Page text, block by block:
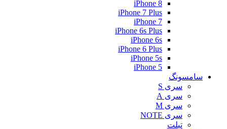
iPhone 8
iPhone 7 Plus
iPhone 7
iPhone 6s Plus
iPhone 6s
iPhone 6 Plus
iPhone 5s
iPhone 5
سامسونگ
سری S
سری A
سری M
سری NOTE
تبلت